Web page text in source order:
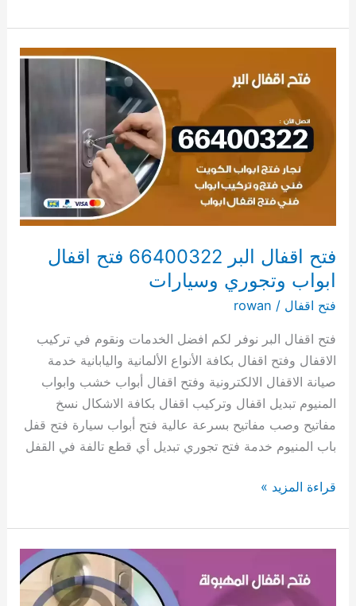
فتح اقفال البر 66400322 فتح اقفال
ابواب وتجوري وسيارات
فتح اقفال /
rowan
فتح اقفال البر نوفر لكم افضل الخدمات ونقوم في تركيب
الاقفال وفتح اقفال بكافة الأنواع الألمانية واليابانية خدمة
صيانة الاقفال الالكترونية وفتح اقفال أبواب خشب وابواب
المنيوم تبديل اقفال وتركيب اقفال بكافة الاشكال نسخ
مفاتيح وصب مفاتيح بسرعة عالية فتح أبواب سيارة فتح قفل
باب المنيوم خدمة فتح تجوري تبديل أي قطع تالفة في القفل
اقفال
66400322
اقفال
ابواب
وتجوري
وسيارات
قراءة المزيد »
اقفال